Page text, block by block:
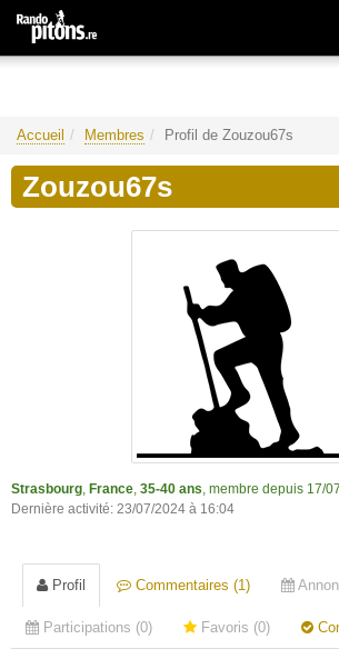
Accueil Membres Profil de Zouzou67s
Zouzou67s
Strasbourg France 35-40 ans , membre depuis 17/
Dernière activité: 23/07/2024 à 16:04
Profil Commentaires (1)
Participations (0) Favoris (0)